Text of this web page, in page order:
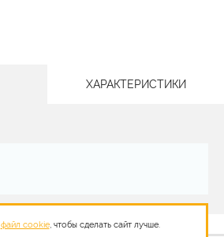
ХАРАКТЕРИСТИКИ
файл cookie, чтобы сделать сайт лучше.